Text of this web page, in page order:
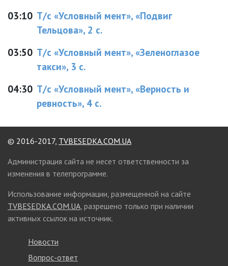
03:10 Т/с «Условный мент», «Подвиг
Тельцова», 2 с.
03:50 Т/с «Условный мент», «Зеленоглазое
такси», 3 с.
04:30 Т/с «Условный мент», «Верность и
ревность», 4 с.
© 2016-2017, TVBESEDKA.COM.UA
Администрация сайта не несет ответственности за
изменения в телепрограмме.
Использование информации, размещенной на сайте
TVBESEDKA.COM.UA, разрешено только при наличии
активных ссылок на источник.
Новости
Вопрос-ответ